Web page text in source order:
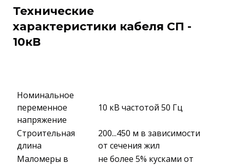
Технические
характеристики кабеля СП -
10кВ
Номинальное
переменное
напряжение
10 кВ частотой 50 Гц
Строительная
длина
200...450 м в зависимости
от сечения жил
Маломеры в
не более 5% кусками от